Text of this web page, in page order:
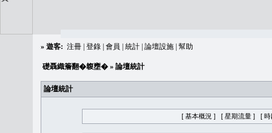
» 遊客: 注冊 登錄 會員 統計 論壇設施 幫助
礎聶織簷翻�䪖壅� » 論壇統計
論壇統計
[ 基本概況 ] [ 星期流量 ] [ 時